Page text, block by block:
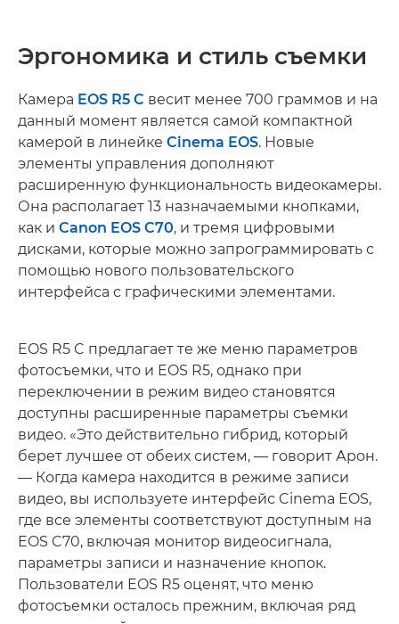
Эргономика и стиль съемки
Камера EOS R5 C весит менее 700 граммов и на
данный момент является самой компактной
камерой в линейке Cinema EOS. Новые
элементы управления дополняют
расширенную функциональность видеокамеры.
Она располагает 13 назначаемыми кнопками,
как и Canon EOS C70, и тремя цифровыми
дисками, которые можно запрограммировать с
помощью нового пользовательского
интерфейса с графическими элементами.
EOS R5 C предлагает те же меню параметров
фотосъемки, что и EOS R5, однако при
переключении в режим видео становятся
доступны расширенные параметры съемки
видео. «Это действительно гибрид, который
берет лучшее от обеих систем, — говорит Арон.
— Когда камера находится в режиме записи
видео, вы используете интерфейс Cinema EOS,
где все элементы соответствуют доступным на
EOS C70, включая монитор видеосигнала,
параметры записи и назначение кнопок.
Пользователи EOS R5 оценят, что меню
фотосъемки осталось прежним, включая ряд